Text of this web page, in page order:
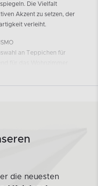
Die Vielfalt
Akzent zu setzen, der
verleiht.
an Teppichen für
TEPPICHE FÜR IHR
für das Zimmer aus
die neuesten